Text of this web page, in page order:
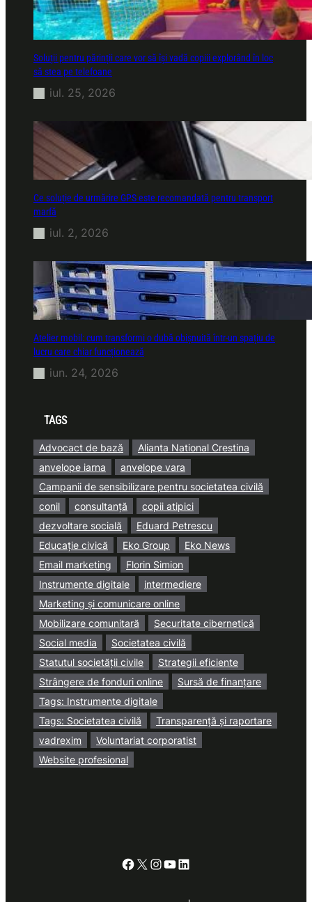
Soluții pentru părinții care vor să își vadă copiii explorând în loc
să stea pe telefoane
iul. 25, 2026
Ce soluție de urmărire GPS este recomandată pentru transport
marfă
iul. 2, 2026
Atelier mobil: cum transformi o dubă obișnuită într-un spațiu de
lucru care chiar funcționează
iun. 24, 2026
TAGS
Advocact de bază
Alianta National Crestina
anvelope iarna
anvelope vara
Campanii de sensibilizare pentru societatea civilă
conil
consultanță
copii atipici
dezvoltare socială
Eduard Petrescu
Educație civică
Eko Group
Eko News
Email marketing
Florin Simion
Instrumente digitale
intermediere
Marketing și comunicare online
Mobilizare comunitară
Securitate cibernetică
Social media
Societatea civilă
Statutul societății civile
Strategii eficiente
Strângere de fonduri online
Sursă de finanțare
Tags: Instrumente digitale
Tags: Societatea civilă
Transparență și raportare
vadrexim
Voluntariat corporatist
Website profesional
Facebook
X Instagram
YouTube
LinkedIn